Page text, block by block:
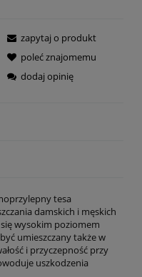
zapytaj o produkt
poleć znajomemu
dodaj opinię
tesa
damskich i męskich
wysokim poziomem
umieszczany także w
i przyczepność przy
uszkodzenia